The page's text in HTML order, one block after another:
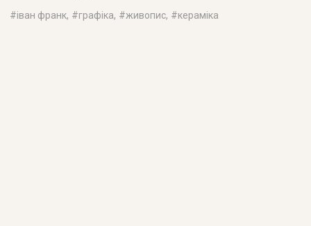
#іван франк, #графіка, #живопис, #кераміка